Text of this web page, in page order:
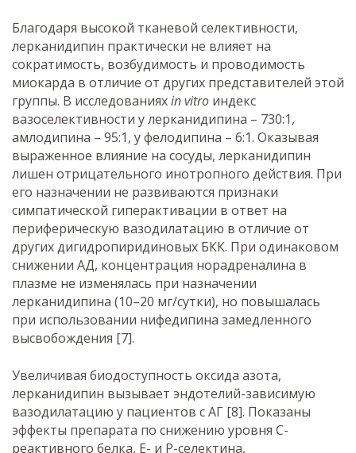
Благодаря высокой тканевой селективности,
лерканидипин практически не влияет на
сократимость, возбудимость и проводимость
миокарда в отличие от других представителей этой
группы. В исследованияхin vitro индекс
вазоселективности у лерканидипина – 730:1,
амлодипина – 95:1, у фелодипина – 6:1. Оказывая
выраженное влияние на сосуды, лерканидипин
лишен отрицательного инотропного действия. При
его назначении не развиваются признаки
симпатической гиперактивации в ответ на
периферическую вазодилатацию в отличие от
других дигидропиридиновых БКК. При одинаковом
снижении АД, концентрация норадреналина в
плазме не изменялась при назначении
лерканидипина (10–20 мг/сутки), но повышалась
при использовании нифедипина замедленного
высвобождения [7].
Увеличивая биодоступность оксида азота,
лерканидипин вызывает эндотелий-зависимую
вазодилатацию у пациентов с АГ [8]. Показаны
эффекты препарата по снижению уровня C-
реактивного белка, E- и P-селектина,